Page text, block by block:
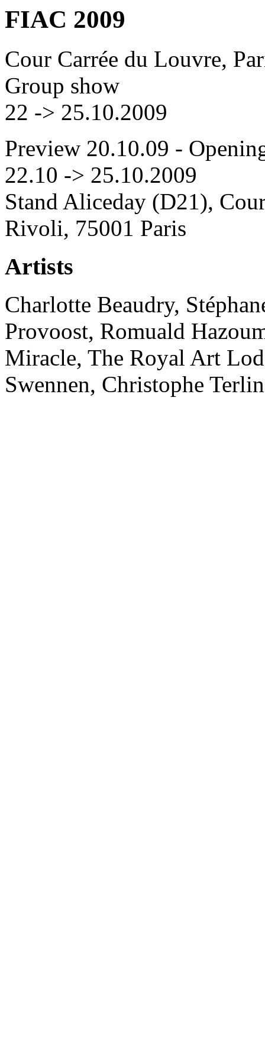
FIAC 2009
Cour Carrée du Louvre,
Group show
22 -> 25.10.2009
Preview 20.10.09 -
22.10 -> 25.10.2009
Stand Aliceday (D21),
Rivoli, 75001 Paris
Artists
Charlotte Beaudry,
Provoost, Romuald
Miracle, The Royal Art
Swennen, Christophe